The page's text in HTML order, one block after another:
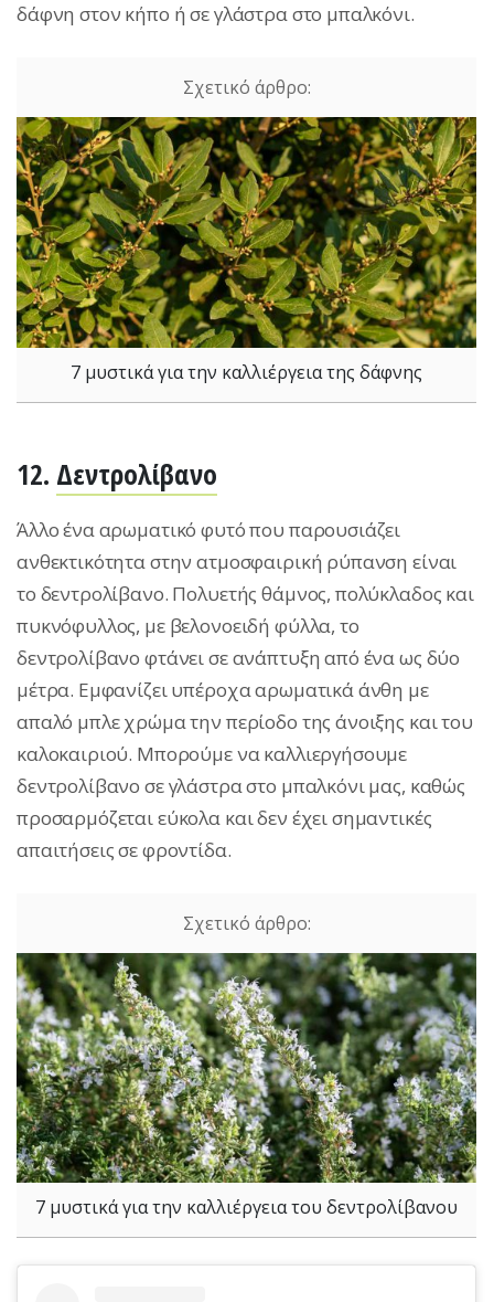
δάφνη στον κήπο ή σε γλάστρα στο μπαλκόνι.
7 μυστικά για την καλλιέργεια της δάφνης
12. Δεντρολίβανο
Άλλο ένα αρωματικό φυτό που παρουσιάζει
ανθεκτικότητα στην ατμοσφαιρική ρύπανση είναι
το δεντρολίβανο. Πολυετής θάμνος, πολύκλαδος και
πυκνόφυλλος, με βελονοειδή φύλλα, το
δεντρολίβανο φτάνει σε ανάπτυξη από ένα ως δύο
μέτρα. Εμφανίζει υπέροχα αρωματικά άνθη με
απαλό μπλε χρώμα την περίοδο της άνοιξης και του
καλοκαιριού. Μπορούμε να καλλιεργήσουμε
δεντρολίβανο σε γλάστρα στο μπαλκόνι μας, καθώς
προσαρμόζεται εύκολα και δεν έχει σημαντικές
απαιτήσεις σε φροντίδα.
7 μυστικά για την καλλιέργεια του δεντρολίβανου